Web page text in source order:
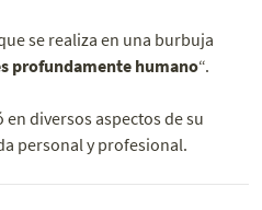
se realiza en una burbuja
profundamente humano“.
diversos aspectos de su
personal y profesional.